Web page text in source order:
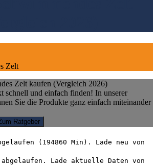
Zelt
Zelt kaufen (Vergleich 2026)
schnell und einfach finden! In unserer
Sie die Produkte ganz einfach miteinander
Ratgeber
(194860 Min). Lade neu von
Lade aktuelle Daten von